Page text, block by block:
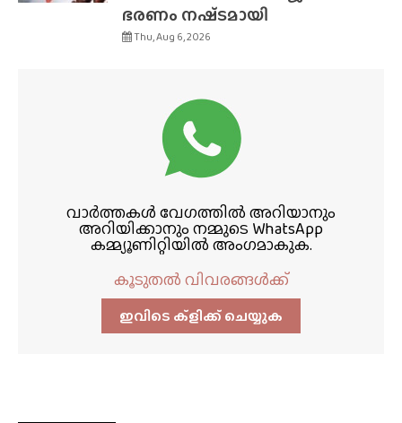
ഭരണം നഷ്‌ടമായി
Thu, Aug 6, 2026
വാർത്തകൾ വേഗത്തിൽ അറിയാനും
അറിയിക്കാനും നമ്മുടെ WhatsApp
കമ്മ്യൂണിറ്റിയിൽ അംഗമാകുക.
കൂടുതൽ വിവരങ്ങൾക്ക്
ഇവിടെ ക്ളിക്ക്‌ ചെയ്യുക